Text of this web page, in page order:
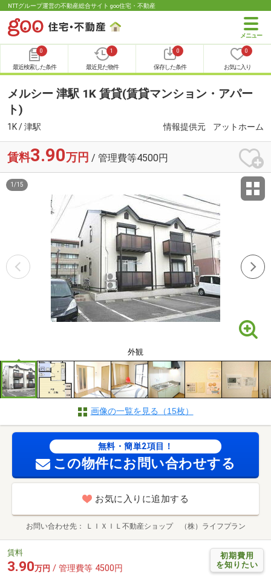
NTTグループ運営の不動産総合サイト goo住宅・不動産
0
最近検索した条件
1
最近見た物件
0
保存した条件
0
お気に入り
メルシー 津駅 1K 賃貸(賃貸マンション・アパー
ト)
1K / 津駅 情報提供元 アットホーム
賃料3.90万円 / 管理費等4500円
外観
1 /15
画像の一覧を見る（15枚）
無料・簡単2項目！
この物件にお問い合わせする
お気に入りに追加する
お問い合わせ先 ＬＩＸＩＬ不動産ショップ （株）ライフプラン
初期費用
を知りたい
賃料
3.90万円 / 管理費等 4500円